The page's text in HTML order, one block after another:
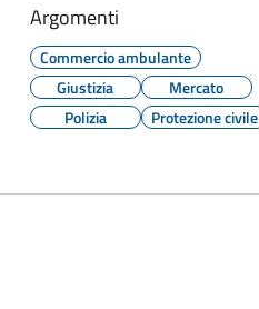
Argomenti
Commercio ambulante
Giustizia
Mercato
Polizia
Protezione civile